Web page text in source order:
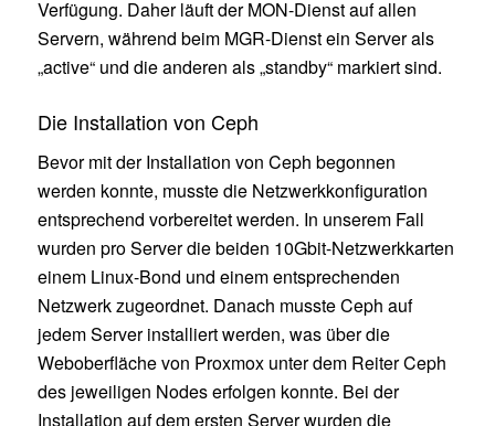
Verfügung. Daher läuft der MON-Dienst auf allen
Servern, während beim MGR-Dienst ein Server als
„active“ und die anderen als „standby“ markiert sind.
Die Installation von Ceph
Bevor mit der Installation von Ceph begonnen
werden konnte, musste die Netzwerkkonfiguration
entsprechend vorbereitet werden. In unserem Fall
wurden pro Server die beiden 10Gbit-Netzwerkkarten
einem Linux-Bond und einem entsprechenden
Netzwerk zugeordnet. Danach musste Ceph auf
jedem Server installiert werden, was über die
Weboberfläche von Proxmox unter dem Reiter Ceph
des jeweiligen Nodes erfolgen konnte. Bei der
Installation auf dem ersten Server wurden die